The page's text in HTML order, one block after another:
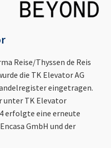
Reise/Thyssen de Reis
die TK Elevator AG
eingetragen.
TK Elevator
erfolgte eine erneute
GmbH und der